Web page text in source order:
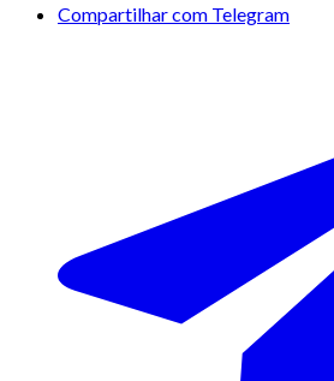
Compartilhar com Telegram